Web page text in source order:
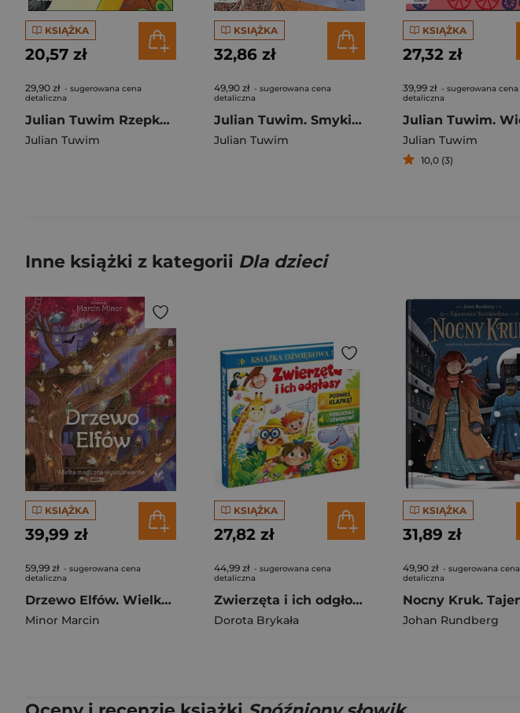
KSIĄŻKA
20,57 zł
29,90 zł - sugerowana cena
detaliczna
Julian Tuwim Rzepka. Zeszyt do kolorowania
Julian Tuwim
KSIĄŻKA
32,86 zł
49,90 zł - sugerowana cena
detaliczna
Julian Tuwim. Smyki kochają wierszyki
Julian Tuwim
KSIĄŻKA
27,32 zł
39,99 zł - sugerowana cena
detaliczna
Julian Tuwim
10,0 (3)
Inne książki z kategorii Dla dzieci
KSIĄŻKA
39,99 zł
59,99 zł - sugerowana cena
detaliczna
Drzewo Elfów. Wielka magiczna wyszukiwanka
Minor Marcin
KSIĄŻKA
27,82 zł
44,99 zł - sugerowana cena
detaliczna
Zwierzęta i ich odgłosy
Dorota Brykała
KSIĄŻKA
31,89 zł
49,90 zł - sugerowana cena
detaliczna
Johan Rundberg